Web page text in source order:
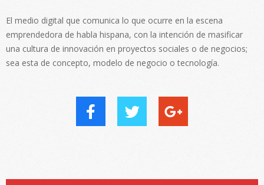
El medio digital que comunica lo que ocurre en la escena
emprendedora de habla hispana, con la intención de masificar
una cultura de innovación en proyectos sociales o de negocios;
sea esta de concepto, modelo de negocio o tecnología.